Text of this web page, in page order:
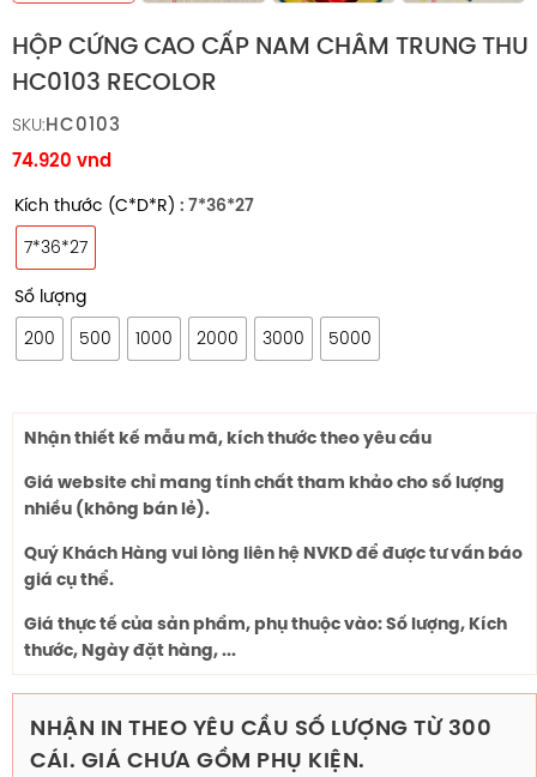
HỘP CỨNG CAO CẤP NAM CHÂM TRUNG THU
HC0103 RECOLOR
SKU:HC0103
74.920 vnd
Kích thước (C*D*R) : 7*36*27
7*36*27
Số lượng
200
500 1000 2000 3000 5000
Nhận thiết kế mẫu mã, kích thước theo yêu cầu
Giá website chỉ mang tính chất tham khảo cho số lượng
nhiều (không bán lẻ).
Quý Khách Hàng vui lòng liên hệ NVKD để được tư vấn báo
giá cụ thể.
Giá thực tế của sản phẩm, phụ thuộc vào: Số lượng, Kích
thước, Ngày đặt hàng, ...
NHẬN IN THEO YÊU CẦU SỐ LƯỢNG TỪ 300
CÁI. GIÁ CHƯA GỒM PHỤ KIỆN.